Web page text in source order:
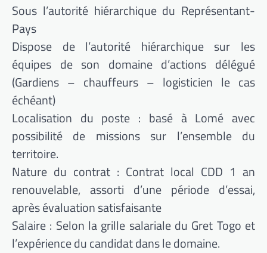
Sous l’autorité hiérarchique du Représentant-
Pays
Dispose de l’autorité hiérarchique sur les
équipes de son domaine d’actions délégué
(Gardiens – chauffeurs – logisticien le cas
échéant)
Localisation du poste : basé à Lomé avec
possibilité de missions sur l’ensemble du
territoire.
Nature du contrat : Contrat local CDD 1 an
renouvelable, assorti d’une période d’essai,
après évaluation satisfaisante
Salaire : Selon la grille salariale du Gret Togo et
l’expérience du candidat dans le domaine.